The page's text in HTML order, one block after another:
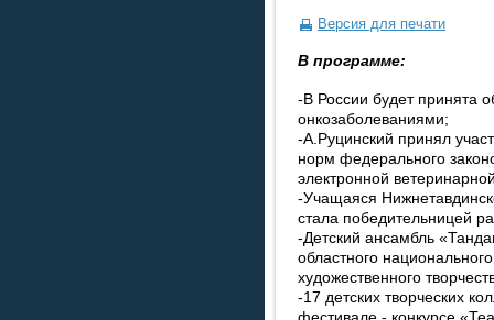
Версия для печати
В программе:
-В России будет принята
онкозаболеваниями;
-А.Руцинский принял
норм федерального
электронной
-Учащаяся
стала победительницей
-Детский ансамбль
областного
художественного
-17 детских творческих